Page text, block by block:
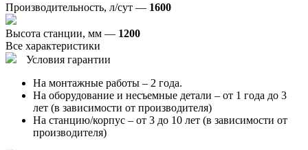
Производительность, л/сут — 1600
Высота станции, мм — 1200
Все характеристики
Условия гарантии
На монтажные работы – 2 года.
На оборудование и несъемные детали – от 1 года до 3
лет (в зависимости от производителя)
На станцию/корпус – от 3 до 10 лет (в зависимости от
производителя)